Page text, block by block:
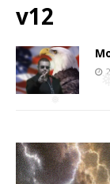
❅
v12